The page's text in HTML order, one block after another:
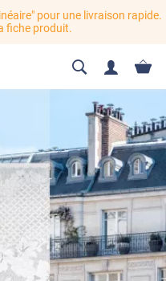
pour une livraison rapide.
fiche produit.